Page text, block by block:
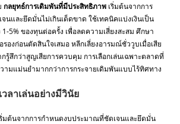
กลยุทธ์การเดิมพันที่มีประสิทธิภาพ เริ่มต้นจากการ
นและยึดมั่นไม่เกินเด็ดขาด ใช้เทคนิคแบ่งเงินเป็น
5% ของทุนต่อครั้ง เพื่อลดความเสี่ยงสะสม ศึกษา
องก่อนตัดสินใจเสมอ หลีกเลี่ยงอารมณ์ชั่ววูบเมื่อเสีย
สึกว่าสูญเสียการควบคุม การเลือกเล่นเฉพาะตลาดที่
ามแม่นยำมากกว่าการกระจายเดิมพันแบบไร้ทิศทาง
ลาเล่นอย่างมีวินัย
ริ่มต้นจากการกำหนดงบประมาณที่ชัดเจนและยึดมั่น